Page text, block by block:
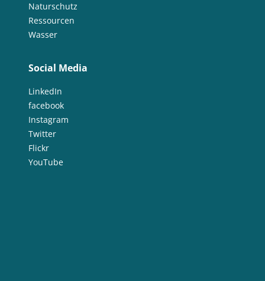
Naturschutz
Ressourcen
Wasser
Social Media
LinkedIn
facebook
Instagram
Twitter
Flickr
YouTube